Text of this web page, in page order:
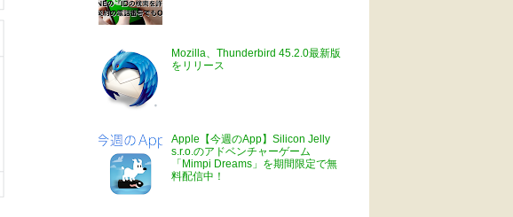
Mozilla、Thunderbird 45.2.0最新版
をリリース
Apple【今週のApp】Silicon Jelly
s.r.o.のアドベンチャーゲーム
「Mimpi Dreams」を期間限定で無
料配信中！